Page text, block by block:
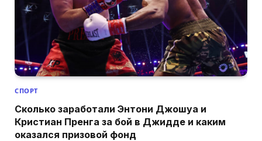
СПОРТ
Сколько заработали Энтони Джошуа и
Кристиан Пренга за бой в Джидде и каким
оказался призовой фонд